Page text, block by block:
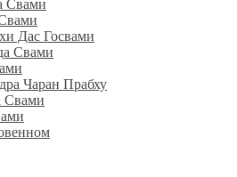
Свами
Дас Госвами
Свами
Чаран Прабху
Свами